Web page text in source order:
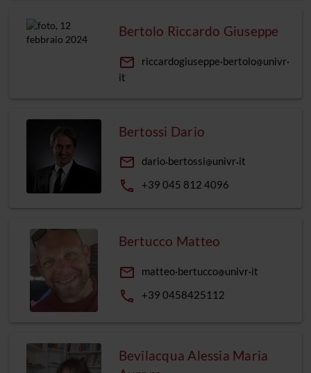
Bertolo Riccardo Giuseppe
email riccardogiuseppe bertolo
univr
it
Bertossi Dario
email dario bertossi univr it
phone +39 045 812 4096
Bertucco Matteo
email matteo bertucco univr it
phone +39 0458425112
Bevilacqua Alessia Maria